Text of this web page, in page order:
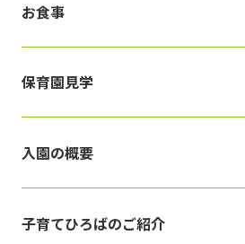
お食事
保育園見学
入園の概要
子育てひろばのご紹介